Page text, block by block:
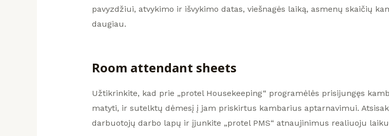
pavyzdžiui, atvykimo ir išvykimo datas, viešnagės laiką, asmenų skaičių
daugiau.
Room attendant sheets
Užtikrinkite, kad prie „protel Housekeeping“ programėlės prisijungęs
matyti, ir sutelktų dėmesį į jam priskirtus kambarius aptarnavimui.
darbuotojų darbo lapų ir įjunkite „protel PMS“ atnaujinimus realiuoju